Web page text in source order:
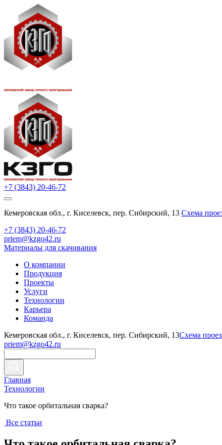
+7 (3843) 20-46-72
Кемеровская обл., г. Киселевск, пер. Сибирский, 13 Схема
+7 (3843) 20-46-72
priem@kzgo42.ru
Материалы для скачивания
О компании
Продукция
Проекты
Услуги
Технологии
Карьера
Команда
Кемеровская обл., г. Киселевск, пер. Сибирский, 13Схема
priem@kzgo42.ru
Главная
Технологии
Что такое орбитальная сварка?
Все статьи